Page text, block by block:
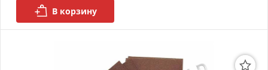
В корзину